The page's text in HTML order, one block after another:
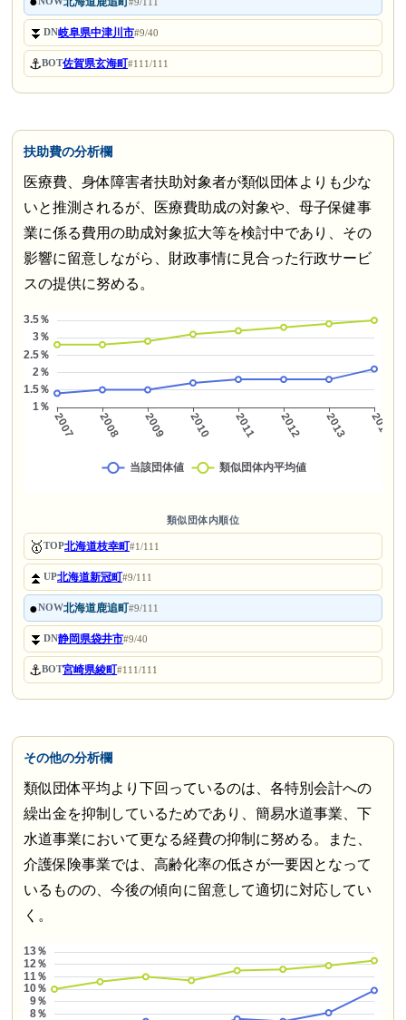
⏬DN岐阜県中津川市#9/40
⚓BOT佐賀県玄海町#111/111
扶助費の分析欄
医療費、身体障害者扶助対象者が類似団体よりも少な
いと推測されるが、医療費助成の対象や、母子保健事
業に係る費用の助成対象拡大等を検討中であり、その
影響に留意しながら、財政事情に見合った行政サービ
スの提供に努める。
類似団体内順位
🥇TOP北海道枝幸町#1/111
⏫UP北海道新冠町#9/111
●NOW北海道鹿追町#9/111
⏬DN静岡県袋井市#9/40
⚓BOT宮崎県綾町#111/111
その他の分析欄
類似団体平均より下回っているのは、各特別会計への
繰出金を抑制しているためであり、簡易水道事業、下
水道事業において更なる経費の抑制に努める。また、
介護保険事業では、高齢化率の低さが一要因となって
いるものの、今後の傾向に留意して適切に対応してい
く。